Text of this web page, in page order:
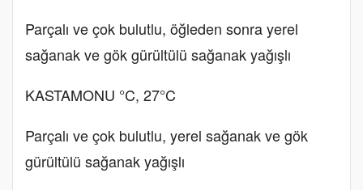
Parçalı ve çok bulutlu, öğleden sonra yerel
sağanak ve gök gürültülü sağanak yağışlı
KASTAMONU °C, 27°C
Parçalı ve çok bulutlu, yerel sağanak ve gök
gürültülü sağanak yağışlı